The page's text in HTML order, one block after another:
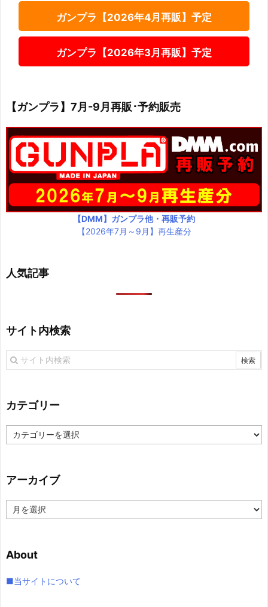
ガンプラ【2026年4月再販】予定
ガンプラ【2026年3月再販】予定
【ガンプラ】7月-9月再販･予約販売
【DMM】ガンプラ他・再販予約
【2026年7月～9月】再生産分
人気記事
サイト内検索
カテゴリー
テ
ー
アーカイブ
ー
ブ
About
■当サイトについて